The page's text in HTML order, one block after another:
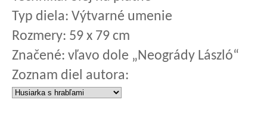
Typ diela: Výtvarné umenie
Rozmery: 59 x 79 cm
Značené: vľavo dole „Neogrády László“
Zoznam diel autora: